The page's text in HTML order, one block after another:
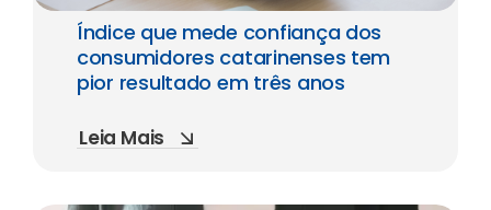
Índice que mede confiança dos
consumidores catarinenses tem
pior resultado em três anos
Leia Mais